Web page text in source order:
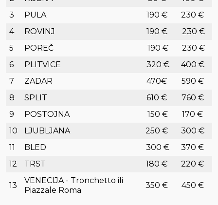
3
PULA 190 €
230 €
4
ROVINJ 190 €
230 €
5
POREČ 190 €
230 €
6
PLITVICE 320 €
400 €
7
ZADAR 470€
590 €
8
SPLIT 610 €
760 €
9
POSTOJNA 150 €
170 €
10
LJUBLJANA 250 €
300 €
11
BLED 300 €
370 €
12
TRST 180 € 220 €
13
VENECIJA - Tronchetto ili
Piazzale Roma
350 € 450 €